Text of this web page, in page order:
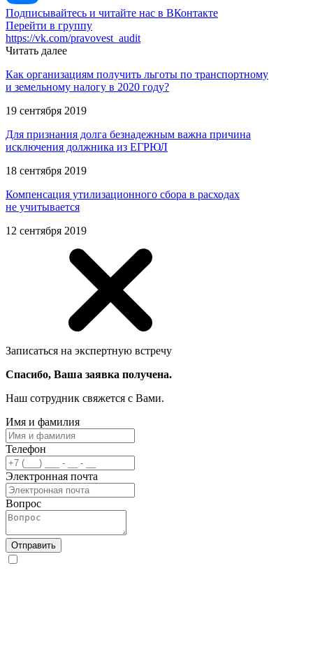
Подписывайтесь и читайте нас в ВКонтакте
Перейти в группу
https://vk.com/pravovest_audit
Читать далее
Как организациям получить льготы по транспортному
и земельному налогу в 2020 году?
19 сентября 2019
Для признания долга безнадежным важна причина
исключения должника из ЕГРЮЛ
18 сентября 2019
Компенсация утилизационного сбора в расходах
не учитывается
12 сентября 2019
Записаться на экспертную встречу
Спасибо, Ваша заявка получена.
Наш сотрудник свяжется с Вами.
Имя и фамилия
Телефон
Электронная почта
Вопрос
Отправить